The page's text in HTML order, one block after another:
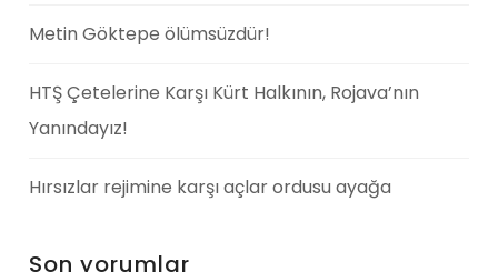
Metin Göktepe ölümsüzdür!
HTŞ Çetelerine Karşı Kürt Halkının, Rojava’nın
Yanındayız!
Hırsızlar rejimine karşı açlar ordusu ayağa
Son yorumlar